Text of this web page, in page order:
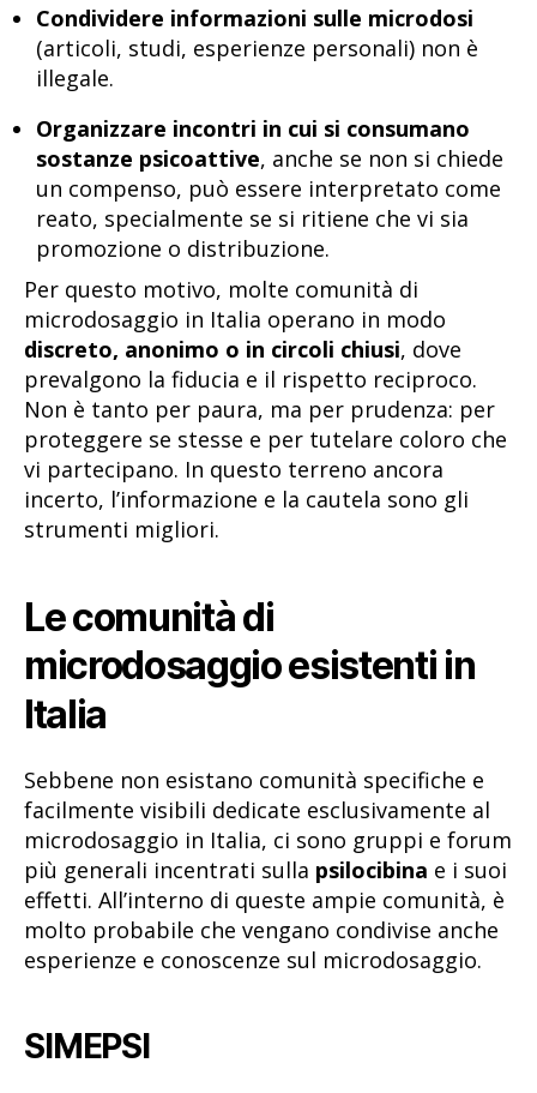
Condividere informazioni sulle microdosi
(articoli, studi, esperienze personali) non è
illegale.
Organizzare incontri in cui si consumano
sostanze psicoattive, anche se non si chiede
un compenso, può essere interpretato come
reato, specialmente se si ritiene che vi sia
promozione o distribuzione.
Per questo motivo, molte comunità di
microdosaggio in Italia operano in modo
discreto, anonimo o in circoli chiusi, dove
prevalgono la fiducia e il rispetto reciproco.
Non è tanto per paura, ma per prudenza: per
proteggere se stesse e per tutelare coloro che
vi partecipano. In questo terreno ancora
incerto, l’informazione e la cautela sono gli
strumenti migliori.
Le comunità di
microdosaggio esistenti in
Italia
Sebbene non esistano comunità specifiche e
facilmente visibili dedicate esclusivamente al
microdosaggio in Italia, ci sono gruppi e forum
più generali incentrati sulla psilocibina e i suoi
effetti. All’interno di queste ampie comunità, è
molto probabile che vengano condivise anche
esperienze e conoscenze sul microdosaggio.
SIMEPSI